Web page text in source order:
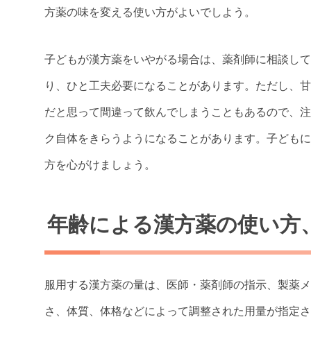
方薬の味を変える使い方がよいでしよう。
子どもが漢方薬をいやがる場合は、薬剤師に相談し
り、ひと工夫必要になることがあります。ただし、
だと思って間違って飲んでしまうこともあるので、
ク自体をきらうようになることがあります。子ども
方を心がけましょう。
年齢による漢方薬の使い方
服用する漢方薬の量は、医師・薬剤師の指示、製薬
さ、体質、体格などによって調整された用量が指定